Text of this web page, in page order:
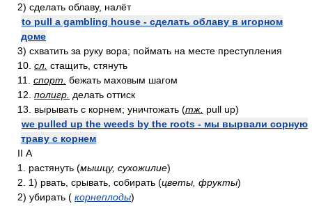
2) сделать облаву, налёт
to pull a gambling house - сделать облаву в игорном
доме
3) схватить за руку вора; поймать на месте преступления
10. сл. стащить, стянуть
11. спорт. бежать маховым шагом
12. полигр. делать оттиск
13. вырывать с корнем; уничтожать (тж. pull up)
we pulled up the weeds by the roots - мы вырвали сорную
траву с корнем
II А
1. растянуть (мышцу, сухожилие)
2. 1) рвать, срывать, собирать (цветы, фрукты)
2) убирать ( корнеплоды)